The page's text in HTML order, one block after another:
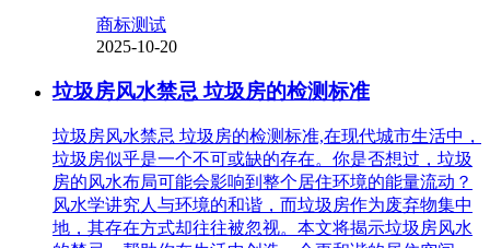
商标测试
2025-10-20
垃圾房风水禁忌 垃圾房的检测标准
垃圾房风水禁忌 垃圾房的检测标准,在现代城市生活中，
垃圾房似乎是一个不可或缺的存在。你是否想过，垃圾
房的风水布局可能会影响到整个居住环境的能量流动？
风水学讲究人与环境的和谐，而垃圾房作为废弃物集中
地，其存在方式却往往被忽视。本文将揭示垃圾房风水